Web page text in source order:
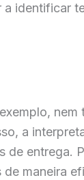
identificar
a
entrega.
maneira